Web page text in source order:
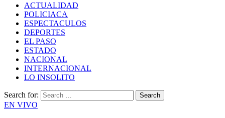
ACTUALIDAD
POLICIACA
ESPECTACULOS
DEPORTES
EL PASO
ESTADO
NACIONAL
INTERNACIONAL
LO INSOLITO
Search for:
EN VIVO